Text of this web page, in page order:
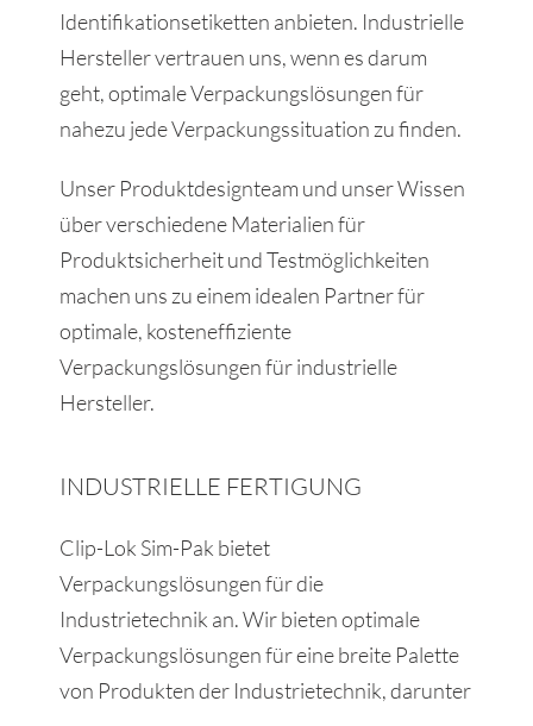
Identifikationsetiketten anbieten. Industrielle
Hersteller vertrauen uns, wenn es darum
geht, optimale Verpackungslösungen für
nahezu jede Verpackungssituation zu finden.
Unser Produktdesignteam und unser Wissen
über verschiedene Materialien für
Produktsicherheit und Testmöglichkeiten
machen uns zu einem idealen Partner für
optimale, kosteneffiziente
Verpackungslösungen für industrielle
Hersteller.
INDUSTRIELLE FERTIGUNG
Clip-Lok Sim-Pak bietet
Verpackungslösungen für die
Industrietechnik an. Wir bieten optimale
Verpackungslösungen für eine breite Palette
von Produkten der Industrietechnik, darunter